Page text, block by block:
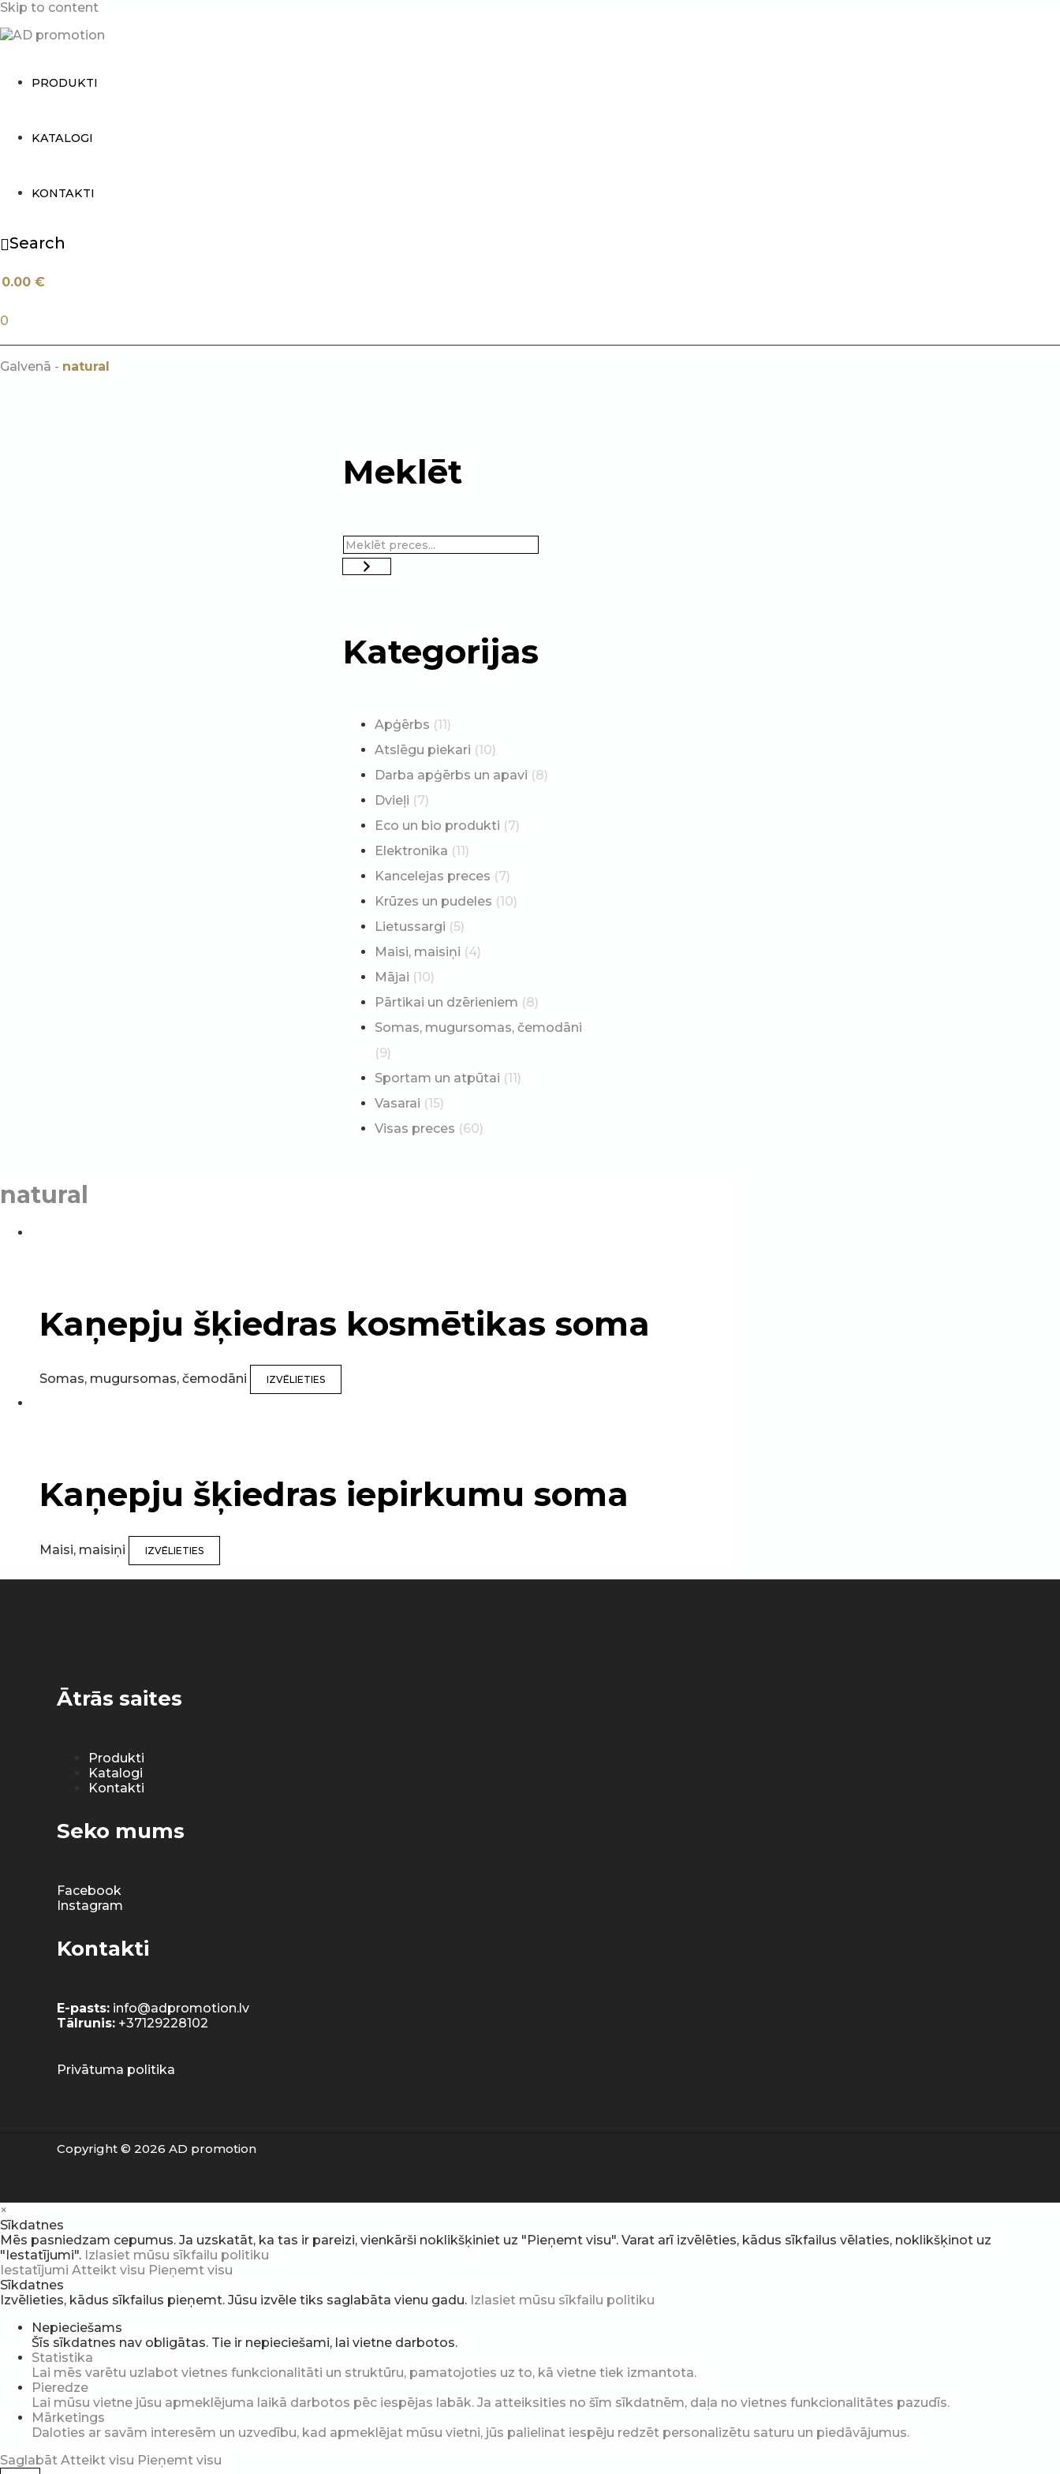
Skip to content
PRODUKTI
KATALOGI
KONTAKTI
Search
0.00 €
0
Galvenā - natural
Meklēt
Kategorijas
Apģērbs (11)
Atslēgu piekari (10)
Darba apģērbs un apavi (8)
Dvieļi (7)
Eco un bio produkti (7)
Elektronika (11)
Kancelejas preces (7)
Krūzes un pudeles (10)
Lietussargi (5)
Maisi, maisiņi (4)
Mājai (10)
Pārtikai un dzērieniem (8)
Somas, mugursomas, čemodāni
(9)
Sportam un atpūtai (11)
Vasarai (15)
Visas preces (60)
natural
Kaņepju šķiedras kosmētikas soma
Somas, mugursomas, čemodāni IZVĒLIETIES
Kaņepju šķiedras iepirkumu soma
Maisi, maisiņi IZVĒLIETIES
Ātrās saites
Produkti
Katalogi
Kontakti
Seko mums
Facebook
Instagram
Kontakti
E-pasts: info@adpromotion.lv
Tālrunis: +37129228102
Privātuma politika
Copyright © 2026 AD promotion
×
Sīkdatnes
Mēs pasniedzam cepumus. Ja uzskatāt, ka tas ir pareizi, vienkārši noklikšķiniet uz "Pieņemt visu". Varat arī izvēlēties, kādus sīkfailus vēlaties, noklikšķinot uz
"Iestatījumi". Izlasiet mūsu sīkfailu politiku
Iestatījumi Atteikt visu Pieņemt visu
Sīkdatnes
Izvēlieties, kādus sīkfailus pieņemt. Jūsu izvēle tiks saglabāta vienu gadu. Izlasiet mūsu sīkfailu politiku
Nepieciešams
Šīs sīkdatnes nav obligātas. Tie ir nepieciešami, lai vietne darbotos.
Statistika
Lai mēs varētu uzlabot vietnes funkcionalitāti un struktūru, pamatojoties uz to, kā vietne tiek izmantota.
Pieredze
Lai mūsu vietne jūsu apmeklējuma laikā darbotos pēc iespējas labāk. Ja atteiksities no šīm sīkdatnēm, daļa no vietnes funkcionalitātes pazudīs.
Mārketings
Daloties ar savām interesēm un uzvedību, kad apmeklējat mūsu vietni, jūs palielinat iespēju redzēt personalizētu saturu un piedāvājumus.
Saglabāt Atteikt visu Pieņemt visu